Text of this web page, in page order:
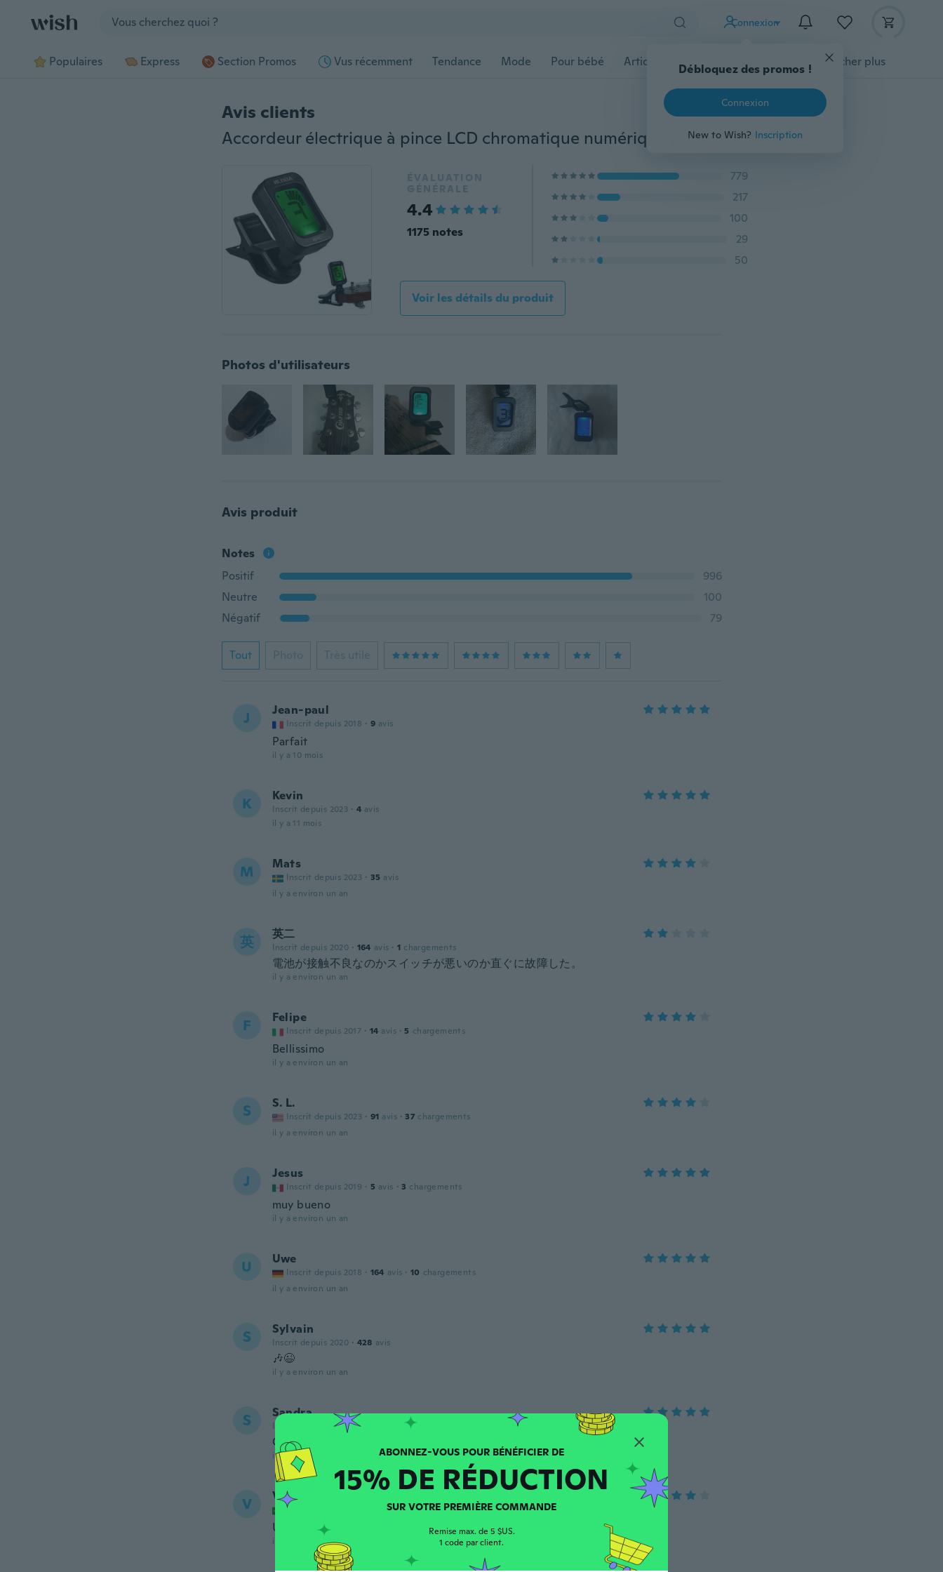
Connexion
Débloquez des promos !
Connexion
New to Wish? Inscription
Populaires Express Section Promos Vus récemment Tendance Mode Pour bébé Articles pour animaux domestiques Afficher plus
Avis clients
Accordeur électrique à pince LCD chromatique numérique pour basse, guitare, ukulélé, violon
ÉVALUATION
GÉNÉRALE
4.4
1175 notes
779
217
100
29
50
Voir les détails du produit
Photos d'utilisateurs
Avis produit
Notes
Positif
996
Neutre
100
Négatif
79
Tout Photo Très utile
J Jean-paul
Inscrit depuis 2018 · 9 avis
Parfait
il y a 10 mois
K Kevin
Inscrit depuis 2023 · 4 avis
il y a 11 mois
M Mats
Inscrit depuis 2023 · 35 avis
il y a environ un an
英 英二
Inscrit depuis 2020 · 164 avis · 1 chargements
電池が接触不良なのかスイッチが悪いのか直ぐに故障した。
il y a environ un an
F Felipe
Inscrit depuis 2017 · 14 avis · 5 chargements
Bellissimo
il y a environ un an
S S. L.
Inscrit depuis 2023 · 91 avis · 37 chargements
il y a environ un an
J Jesus
Inscrit depuis 2019 · 5 avis · 3 chargements
muy bueno
il y a environ un an
U Uwe
Inscrit depuis 2018 · 164 avis · 10 chargements
il y a environ un an
S Sylvain
Inscrit depuis 2020 · 428 avis
🎶😉
il y a environ un an
S Sandra
Inscrit depuis 2017 · 33 chargements
Great little gadget
il y a environ un an
V Vauvenargues
Inscrit depuis 2018 avis · 35 chargements
Um pouco pequeno
il y a environ un an
15% DE RÉDUCTION
SUR VOTRE PREMIÈRE COMMANDE
Remise max. de 5 $US.
1 code par client.